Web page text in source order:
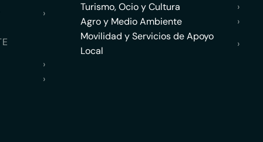
›
›
›
Turismo, Ocio y Cultura
›
Agro y Medio Ambiente
›
Movilidad y Servicios de Apoyo
Local
›